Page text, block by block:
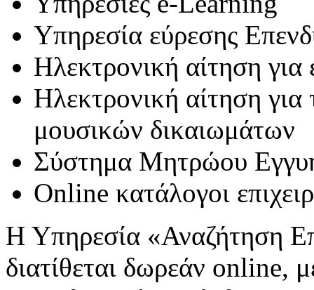
Υπηρεσία εύρεσης
Ηλεκτρονική αίτηση
Ηλεκτρονική αίτηση
μουσικών δικαιωμάτων
Σύστημα Μητρώου
Online κατάλογοι
Η Υπηρεσία «Αναζήτηση
διατίθεται δωρεάν online,